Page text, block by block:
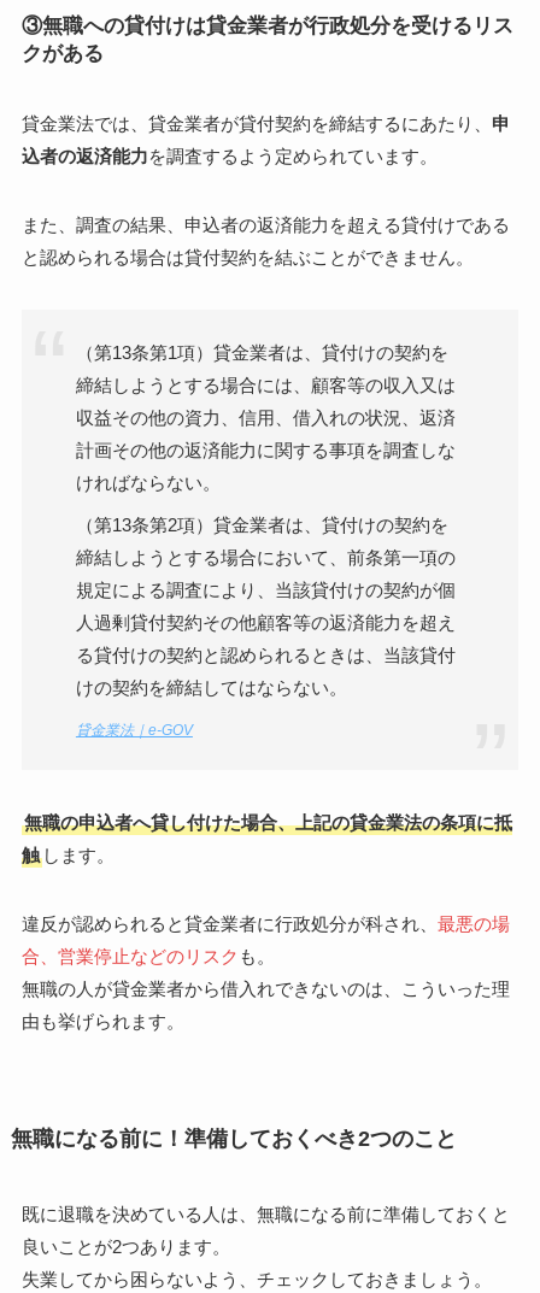
③無職への貸付けは貸金業者が行政処分を受けるリス
クがある
貸金業法では、貸金業者が貸付契約を締結するにあたり、 申
込者の返済能力を調査するよう定められています。
また、調査の結果、申込者の返済能力を超える貸付けである
と認められる場合は貸付契約を結ぶことができません。
（第13条第1項）貸金業者は、貸付けの契約を
締結しようとする場合には、顧客等の収入又は
収益その他の資力、信用、借入れの状況、返済
計画その他の返済能力に関する事項を調査しな
ければならない。
（第13条第2項）貸金業者は、貸付けの契約を
締結しようとする場合において、前条第一項の
規定による調査により、当該貸付けの契約が個
人過剰貸付契約その他顧客等の返済能力を超え
る貸付けの契約と認められるときは、当該貸付
けの契約を締結してはならない。
貸金業法｜e-GOV
無職の申込者へ貸し付けた場合、上記の貸金業法の条項に抵
触します。
違反が認められると貸金業者に行政処分が科され、 最悪の場
合、営業停止などのリスク も。
無職の人が貸金業者から借入れできないのは、こういった理
由も挙げられます。
無職になる前に！準備しておくべき2つのこと
既に退職を決めている人は、無職になる前に準備しておくと
良いことが2つあります。
失業してから困らないよう、チェックしておきましょう。